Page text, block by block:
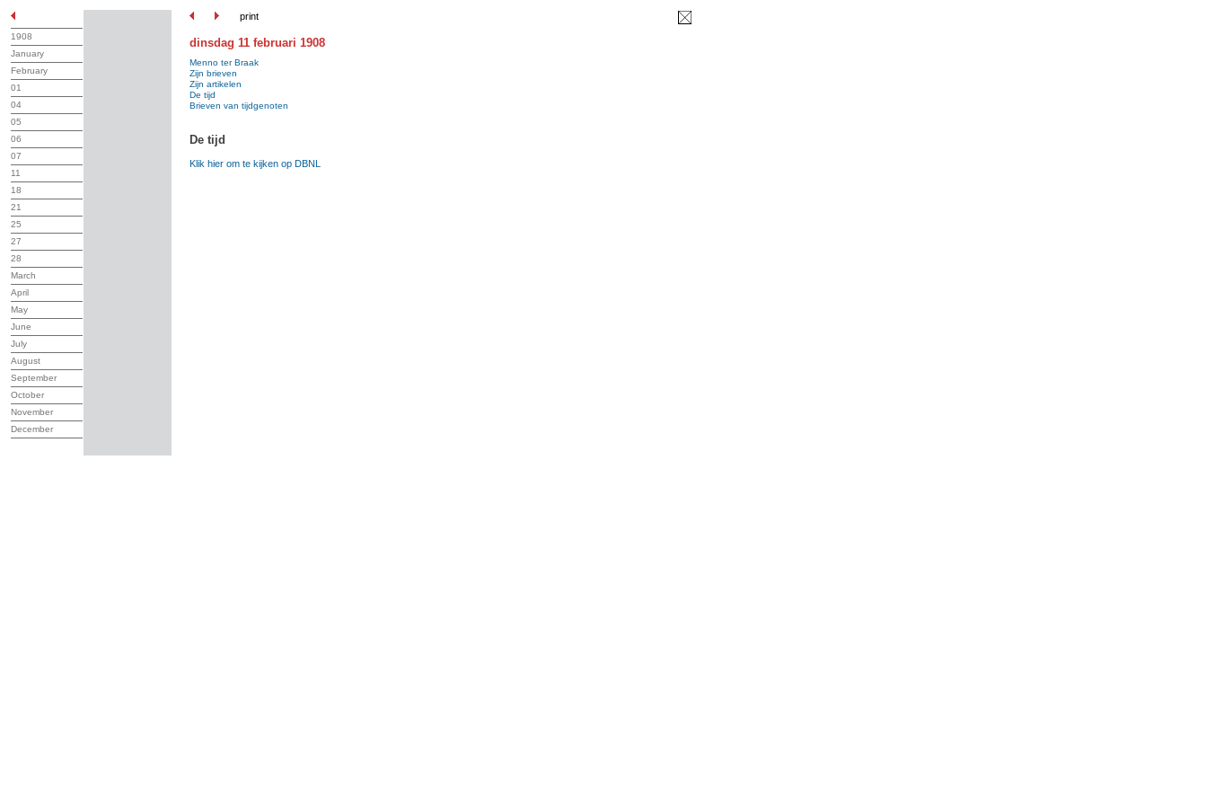
print
1908
January
February
01
04
05
06
07
11
18
21
25
27
28
March
April
May
June
July
August
September
October
November
December
dinsdag 11 februari 1908
Menno ter Braak
Zijn brieven
Zijn artikelen
De tijd
Brieven van tijdgenoten
De tijd
Klik hier om te kijken op DBNL